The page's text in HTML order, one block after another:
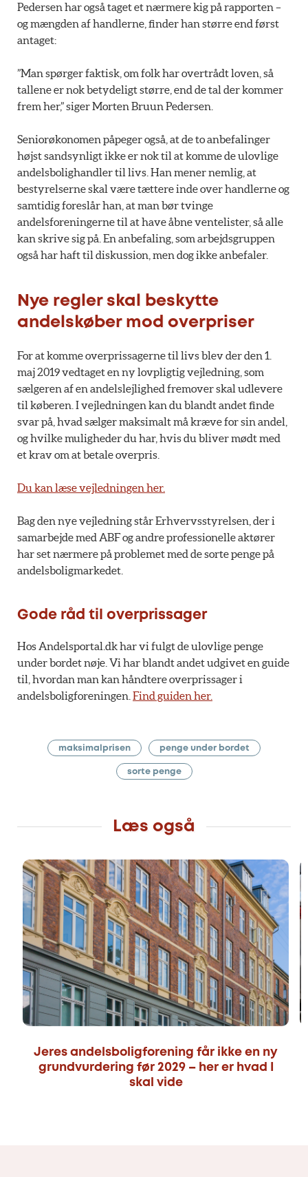
Pedersen har også taget et nærmere kig på rapporten –
og mængden af handlerne, finder han større end først
antaget:
”Man spørger faktisk, om folk har overtrådt loven, så
tallene er nok betydeligt større, end de tal der kommer
frem her,” siger Morten Bruun Pedersen.
Seniorøkonomen påpeger også, at de to anbefalinger
højst sandsynligt ikke er nok til at komme de ulovlige
andelsbolighandler til livs. Han mener nemlig, at
bestyrelserne skal være tættere inde over handlerne og
samtidig foreslår han, at man bør tvinge
andelsforeningerne til at have åbne ventelister, så alle
kan skrive sig på. En anbefaling, som arbejdsgruppen
også har haft til diskussion, men dog ikke anbefaler.
Nye regler skal beskytte
andelskøber mod overpriser
For at komme overprissagerne til livs blev der den 1.
maj 2019 vedtaget en ny lovpligtig vejledning, som
sælgeren af en andelslejlighed fremover skal udlevere
til køberen. I vejledningen kan du blandt andet finde
svar på, hvad sælger maksimalt må kræve for sin andel,
og hvilke muligheder du har, hvis du bliver mødt med
et krav om at betale overpris.
Du kan læse vejledningen her.
Bag den nye vejledning står Erhvervsstyrelsen, der i
samarbejde med ABF og andre professionelle aktører
har set nærmere på problemet med de sorte penge på
andelsboligmarkedet.
Gode råd til overprissager
Hos Andelsportal.dk har vi fulgt de ulovlige penge
under bordet nøje. Vi har blandt andet udgivet en guide
til, hvordan man kan håndtere overprissager i
andelsboligforeningen. Find guiden her.
maksimalprisen penge under bordet
sorte penge
Læs også
Jeres andelsboligforening får ikke en ny
grundvurdering før 2029 – her er hvad I
skal vide